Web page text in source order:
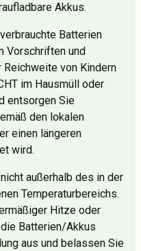
Akkus.
Batterien
Vorschriften und
Reichweite von Kindern
im Hausmüll oder
entsorgen Sie
den lokalen
einen längeren
wird.
außerhalb des in der
Temperaturbereichs.
Hitze oder
Batterien/Akkus
aus und belassen Sie